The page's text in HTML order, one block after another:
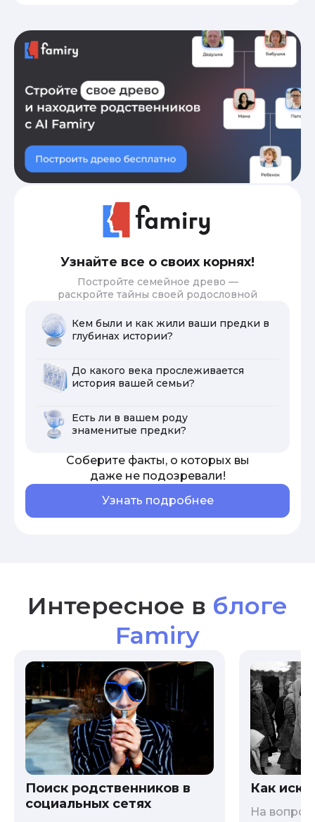
Узнайте все о своих корнях!
Постройте семейное древо —
раскройте тайны своей родословной
Кем были и как жили ваши предки в
глубинах истории?
До какого века прослеживается
история вашей семьи?
Есть ли в вашем роду
знаменитые предки?
Соберите факты, о которых вы
даже не подозревали!
Узнать подробнее
Интересное в блоге
Famiry
Поиск родственников в
социальных сетях
Как
На вопрос